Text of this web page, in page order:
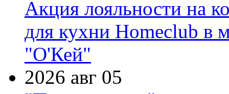
Акция лояльности на
для кухни Homeclub в
"О'Кей"
2026 авг 05